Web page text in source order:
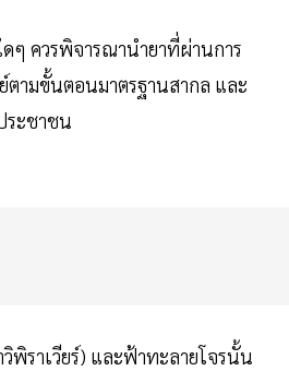
ๆ ควรพิจารณานำยาที่ผ่านการ
ามขั้นตอนมาตรฐานสากล และ
ระชาชน
พิราเวียร์) และฟ้าทะลายโจรนั้น